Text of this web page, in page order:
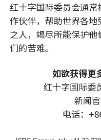
红十字国际委员会通
作伙伴，帮助世界各
之人，竭尽所能保护
们的苦难。
如欲获得更
红十字国际委
新闻
电话：